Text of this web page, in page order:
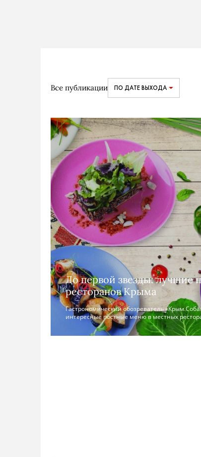
Все публикации ПО ДАТЕ ВЫХОДА
До первой звезды: лучшие
ресторанов Крыма
Гастрономический обозреватель
интересные постные меню в местных